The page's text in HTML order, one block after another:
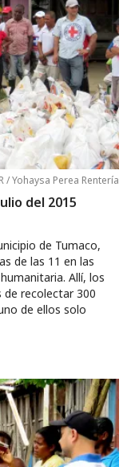
/ Yohaysa Perea Rentería
del 2015
de Tumaco,
de las 11 en las
Allí, los
recolectar 300
de ellos solo